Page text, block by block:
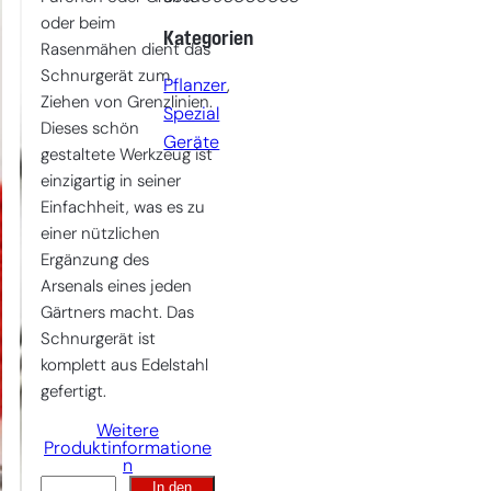
oder beim
Rasenmähen dient das
Schnurgerät zum
Ziehen von Grenzlinien.
Dieses schön
gestaltete Werkzeug ist
einzigartig in seiner
Einfachheit, was es zu
einer nützlichen
Ergänzung des
Arsenals eines jeden
Gärtners macht. Das
Schnurgerät ist
komplett aus Edelstahl
gefertigt.
Weitere
Produktinformatione
n
In den
Kategorien
Pflanzer
Spezial
Geräte